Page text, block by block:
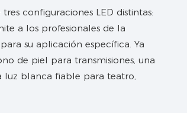
configuraciones LED distintas:
a los profesionales de la
su aplicación específica. Ya
de piel para transmisiones, una
luz blanca fiable para teatro,